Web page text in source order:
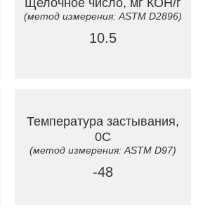
(метод измерения: ASTM D2896)
10.5
Температура застывания,
0C
(метод измерения: ASTM D97)
-48